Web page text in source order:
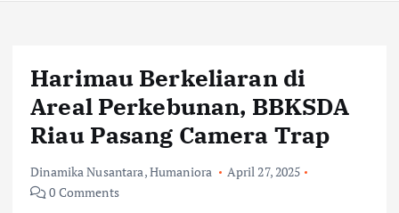
Harimau Berkeliaran di
Areal Perkebunan, BBKSDA
Riau Pasang Camera Trap
Dinamika Nusantara,Humaniora
April 27, 2025
0 Comments